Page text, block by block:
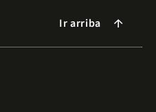
Ir arriba arrow_forward